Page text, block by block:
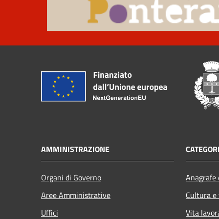
AMMINISTRAZIONE
Organi di Governo
Aree Amministrative
Uffici
Cultura
Vita